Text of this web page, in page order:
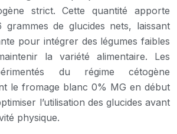
strict. Cette quantité apporte
de glucides nets, laissant
pour intégrer des légumes faibles
la variété alimentaire. Les
du régime cétogène
le fromage blanc 0% MG en début
l’utilisation des glucides avant
physique.